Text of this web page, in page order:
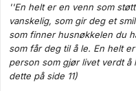
''En helt er en venn som
vanskelig, som gir deg et
som finner husnøkkelen du
som får deg til å le. En helt
person som gjør livet verdt å
dette på side 11)